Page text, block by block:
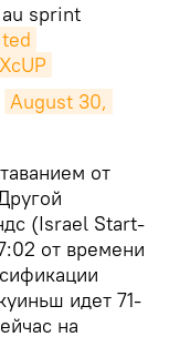
sprint
August 30,
от
(Israel Start-
от времени
идет 71-
на